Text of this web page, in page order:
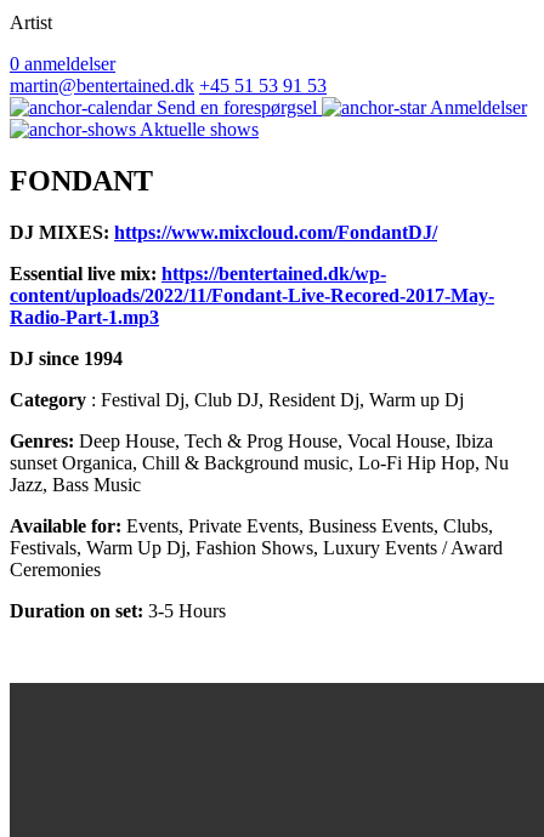
Artist
0 anmeldelser
martin@bentertained.dk +45 51 53 91 53
Send en forespørgsel
Anmeldelser
Aktuelle shows
FONDANT
DJ MIXES: https://www.mixcloud.com/FondantDJ/
Essential live mix: https://bentertained.dk/wp-
content/uploads/2022/11/Fondant-Live-Recored-2017-May-
Radio-Part-1.mp3
DJ since 1994
Category : Festival Dj, Club DJ, Resident Dj, Warm up Dj
Genres: Deep House, Tech & Prog House, Vocal House, Ibiza
sunset Organica, Chill & Background music, Lo-Fi Hip Hop, Nu
Jazz, Bass Music
Available for: Events, Private Events, Business Events, Clubs,
Festivals, Warm Up Dj, Fashion Shows, Luxury Events / Award
Ceremonies
Duration on set: 3-5 Hours